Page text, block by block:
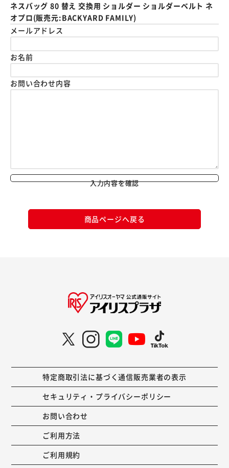
ネスバッグ 80 替え 交換用 ショルダー ショルダーベルト ネ
オプロ(販売元:BACKYARD FAMILY)
メールアドレス
お名前
お問い合わせ内容
入力内容を確認
商品ページへ戻る
特定商取引法に基づく通信販売業者の表示
セキュリティ・プライバシーポリシー
お問い合わせ
ご利用方法
ご利用規約